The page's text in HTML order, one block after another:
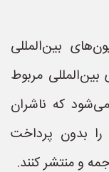
بین‌المللی
مربوط
که ناشران
را بدون پرداخت
و منتشر کنند.